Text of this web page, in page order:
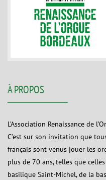
À PROPOS
L’Association Renaissance de
C’est sur son invitation que
français sont venus jouer les
plus de 70 ans, telles que
basilique Saint-Michel, de la